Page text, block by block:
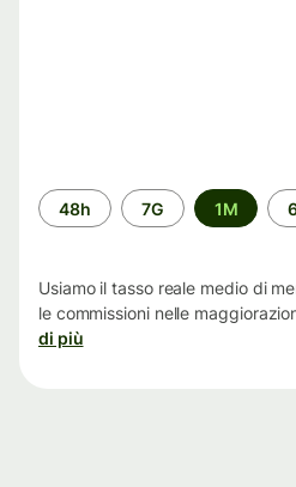
Periodo
di
48h 7G 1M
Usiamo il tasso reale medio di
le commissioni nelle
di più